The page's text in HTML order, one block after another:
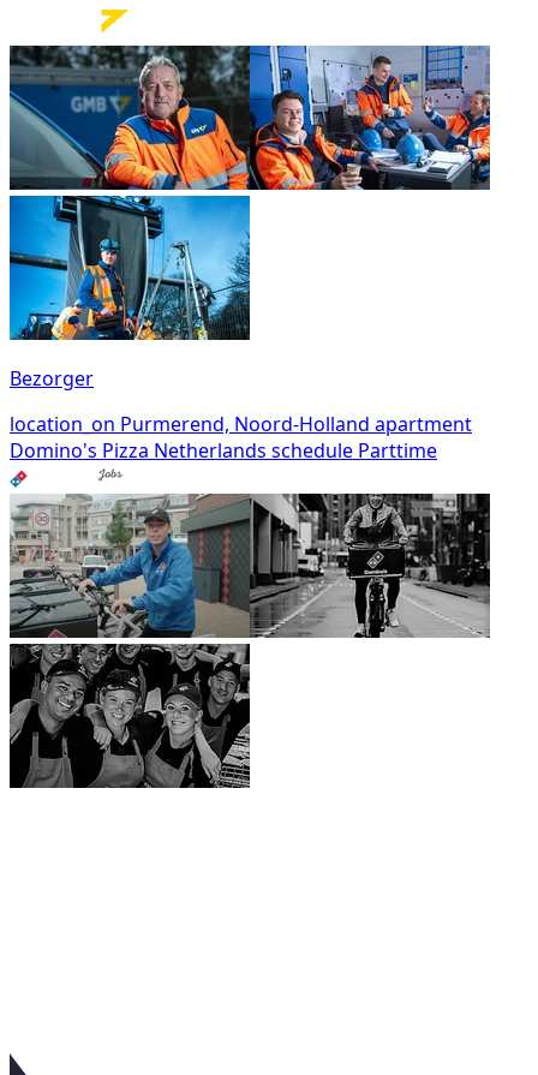
Bezorger
location_on Purmerend, Noord-Holland apartment
Domino's Pizza Netherlands schedule Parttime